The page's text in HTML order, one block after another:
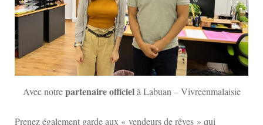
Avec notrepartenaire officielà Labuan – Vivreenmalaisie
Prenez également garde aux « vendeurs de rêves » qui